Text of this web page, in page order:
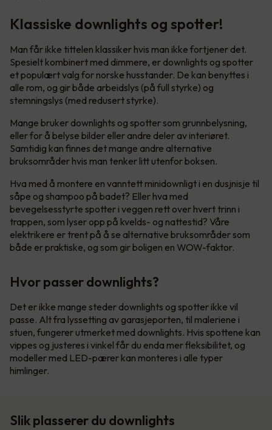
Klassiske downlights og spotter!
Man får ikke tittelen klassiker hvis man ikke fortjener det.
Spesielt kombinert med dimmere, er downlights og spotter
et populært valg for norske husstander. De kan benyttes i
alle rom, og gir både arbeidslys (på full styrke) og
stemningslys (med redusert styrke).
Mange bruker downlights og spotter som grunnbelysning,
eller for å belyse bilder eller andre deler av interiøret.
Samtidig kan finnes det mange andre alternative
bruksområder hvis man tenker litt utenfor boksen.
Hva med å montere en vanntett minidownligt i en dusjnisje til
såpe og shampoo på badet? Eller hva med
bevegelsesstyrte spotter i veggen rett over hvert trinn i
trappen, som lyser opp på kvelds- og nattestid? Våre
elektrikere er trent på å se alternative bruksområder som
både er praktiske, og som gir boligen en WOW-faktor.
Hvor passer downlights?
Det er ikke mange steder downlights og spotter ikke vil
passe. Alt fra lyssetting av garasjeporten, til maleriene i
stuen, fungerer utmerket med downlights. Hvis spottene kan
vippes og justeres i vinkel får du enda mer fleksibilitet, og
modeller med LED-pærer kan monteres i alle typer
himlinger.
Slik plasserer du downlights